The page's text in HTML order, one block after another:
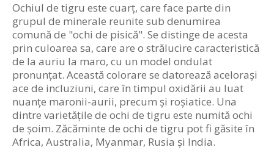
Ochiul de tigru este cuarț, care face parte din
grupul de minerale reunite sub denumirea
comună de "ochi de pisică". Se distinge de acesta
prin culoarea sa, care are o strălucire caracteristică
de la auriu la maro, cu un model ondulat
pronunțat. Această colorare se datorează acelorași
ace de incluziuni, care în timpul oxidării au luat
nuanțe maronii-aurii, precum și roșiatice. Una
dintre varietățile de ochi de tigru este numită ochi
de șoim. Zăcăminte de ochi de tigru pot fi găsite în
Africa, Australia, Myanmar, Rusia și India.